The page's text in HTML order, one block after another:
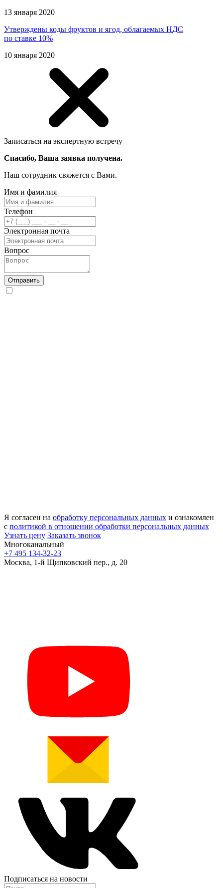
13 января 2020
Утверждены коды фруктов и ягод, облагаемых НДС
по ставке 10%
10 января 2020
Записаться на экспертную встречу
Спасибо, Ваша заявка получена.
Наш сотрудник свяжется с Вами.
Имя и фамилия
Телефон
Электронная почта
Вопрос
Отправить
Я согласен на обработку персональных данных и ознакомлен
с политикой в отношении обработки персональных данных
Узнать цену Заказать звонок
Многоканальный
+7 495 134-32-23
Москва, 1-й Щипковский пер., д. 20
Подписаться на новости